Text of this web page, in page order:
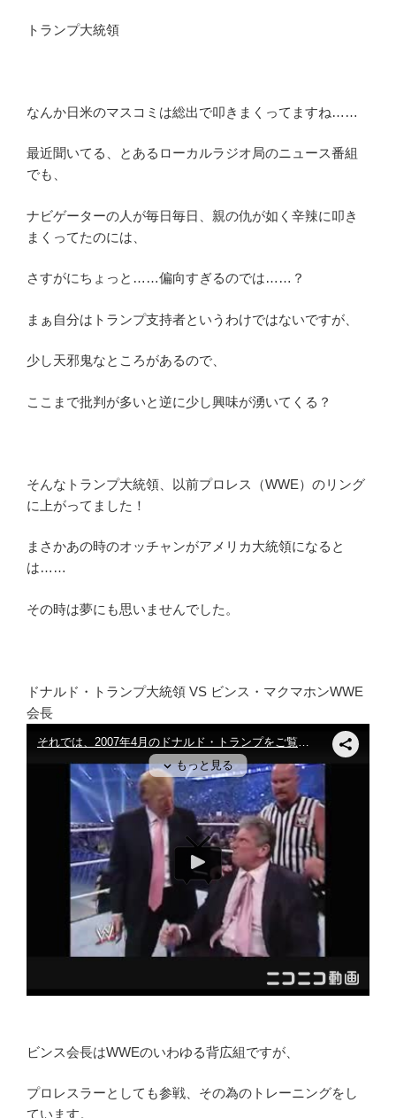
トランプ大統領
なんか日米のマスコミは総出で叩きまくってますね……
最近聞いてる、とあるローカルラジオ局のニュース番組
でも、
ナビゲーターの人が毎日毎日、親の仇が如く辛辣に叩き
まくってたのには、
さすがにちょっと……偏向すぎるのでは……？
まぁ自分はトランプ支持者というわけではないですが、
少し天邪鬼なところがあるので、
ここまで批判が多いと逆に少し興味が湧いてくる？
そんなトランプ大統領、以前プロレス（WWE）のリング
に上がってました！
まさかあの時のオッチャンがアメリカ大統領になると
は……
その時は夢にも思いませんでした。
ドナルド・トランプ大統領 VS ビンス・マクマホンWWE
会長
ビンス会長はWWEのいわゆる背広組ですが、
プロレスラーとしても参戦、その為のトレーニングをし
ています。